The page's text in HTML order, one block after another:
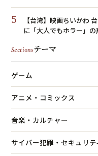
5
【台湾】映画ちいかわ
に「大人でもホラー」の
Sectionsテーマ
ゲーム
アニメ・コミックス
音楽・カルチャー
サイバー犯罪・セキュリテ